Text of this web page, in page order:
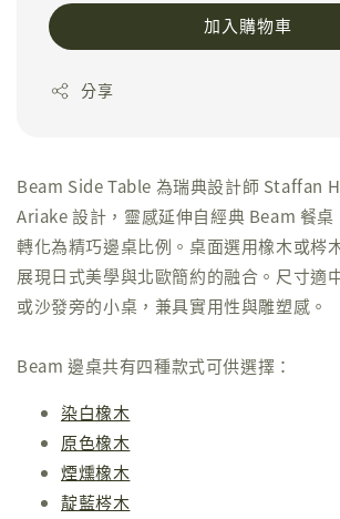
加入購物車
分享
Beam Side Table 為瑞典設計師 Staffan
Ariake 設計，靈感延伸自經典 Beam 餐桌
轉化為精巧邊桌比例。桌面選用橡木或梣
展現日式美學與北歐簡約的融合。尺寸適
或沙發旁的小桌，兼具實用性與雕塑感。
Beam 邊桌共有四種款式可供選擇：
染白橡木
原色橡木
煙燻橡木
靛藍梣木